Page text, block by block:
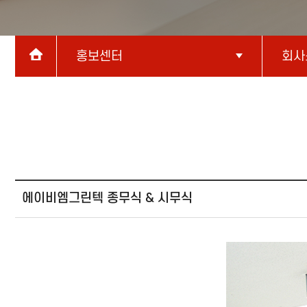
홍보센터 회
에이비엠그린텍 종무식 & 시무식